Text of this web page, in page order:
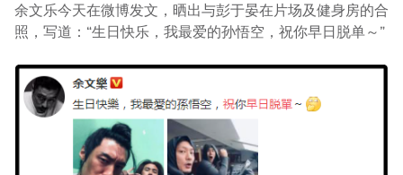
余文乐今天在微博发文，晒出与彭于晏在片场及健身房的合
照，写道：“生日快乐，我最爱的孙悟空，祝你早日脱单～”